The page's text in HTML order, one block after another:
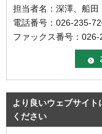
担当者名：深澤、船田
電話番号：026-235-
ファックス番号：
より良いウェブサイ
ください